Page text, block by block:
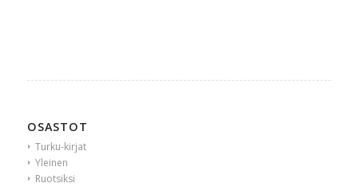
OSASTOT
Turku-kirjat
Yleinen
Ruotsiksi